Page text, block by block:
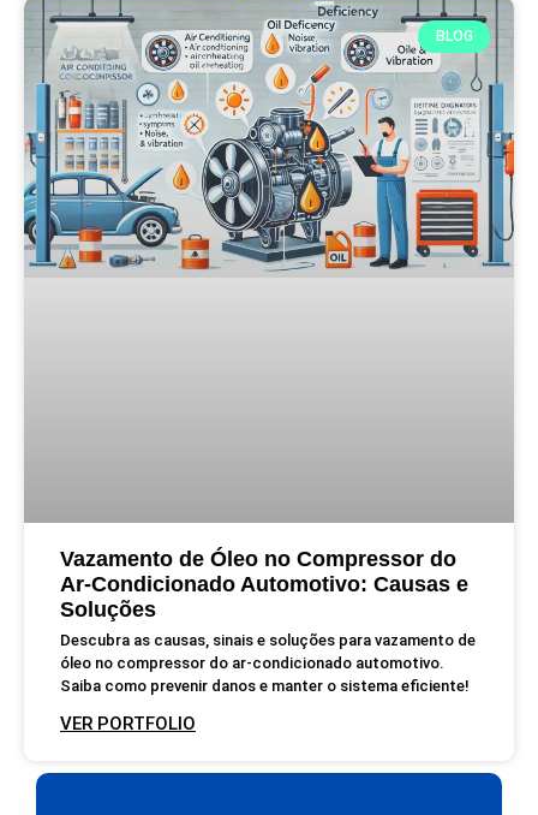
BLOG
Vazamento de Óleo no Compressor do
Ar-Condicionado Automotivo: Causas e
Soluções
Descubra as causas, sinais e soluções para vazamento de
óleo no compressor do ar-condicionado automotivo.
Saiba como prevenir danos e manter o sistema eficiente!
VER PORTFOLIO